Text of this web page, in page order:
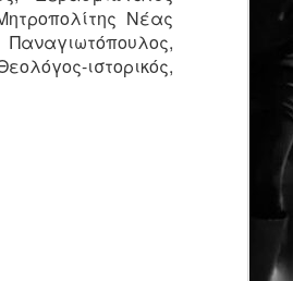
Νέας
ιστορικός,
Λενούδια.